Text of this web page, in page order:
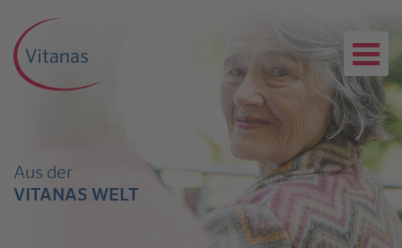
Aus der
VITANAS WELT